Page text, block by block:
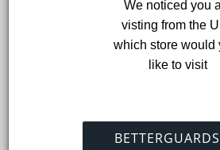
Möglichkeit zu haben, daran
inmitten einiger der besten und
der Branche zu präsentieren ist eine
Wir möchten diese Gelegenheit nutzen,
zu gratulieren, die für die diesjährigen
Produkte und Dienstleistungen in
feiern.
visting from the
which store would
like to visit